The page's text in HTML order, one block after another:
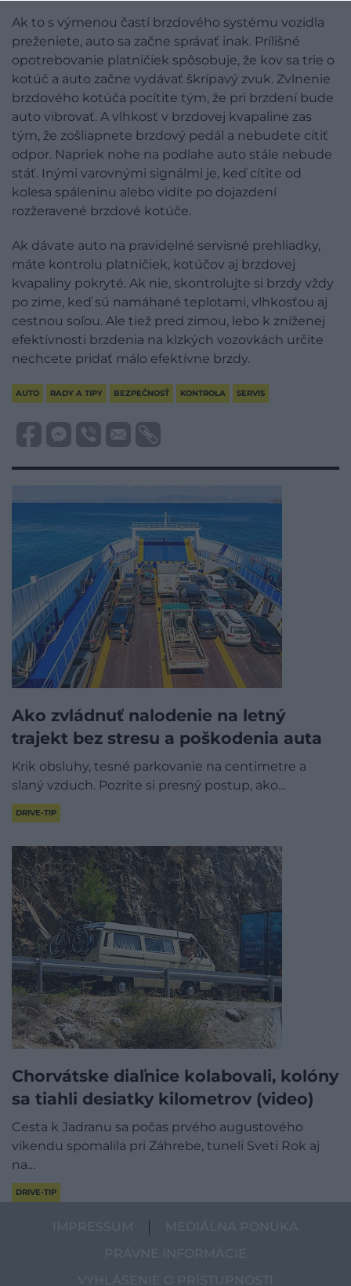
Ak to s výmenou častí brzdového systému vozidla
preženiete, auto sa začne správať inak. Prílišné
opotrebovanie platničiek spôsobuje, že kov sa trie o
kotúč a auto začne vydávať škrípavý zvuk. Zvlnenie
brzdového kotúča pocítite tým, že pri brzdení bude
auto vibrovať. A vlhkosť v brzdovej kvapaline zas
tým, že zošliapnete brzdový pedál a nebudete cítiť
odpor. Napriek nohe na podlahe auto stále nebude
stáť. Inými varovnými signálmi je, keď cítite od
kolesa spáleninu alebo vidíte po dojazdení
rozžeravené brzdové kotúče.
Ak dávate auto na pravidelné servisné prehliadky,
máte kontrolu platničiek, kotúčov aj brzdovej
kvapaliny pokryté. Ak nie, skontrolujte si brzdy vždy
po zime, keď sú namáhané teplotami, vlhkosťou aj
cestnou soľou. Ale tiež pred zimou, lebo k zníženej
efektívnosti brzdenia na klzkých vozovkách určite
nechcete pridať málo efektívne brzdy.
AUTO RADY A TIPY BEZPEČNOSŤ KONTROLA SERVIS
Ako zvládnuť nalodenie na letný
trajekt bez stresu a poškodenia auta
Krik obsluhy, tesné parkovanie na centimetre a
slaný vzduch. Pozrite si presný postup, ako…
DRIVE-TIP
Chorvátske diaľnice kolabovali, kolóny
sa tiahli desiatky kilometrov (video)
Cesta k Jadranu sa počas prvého augustového
víkendu spomalila pri Záhrebe, tuneli Sveti Rok aj
na…
DRIVE-TIP